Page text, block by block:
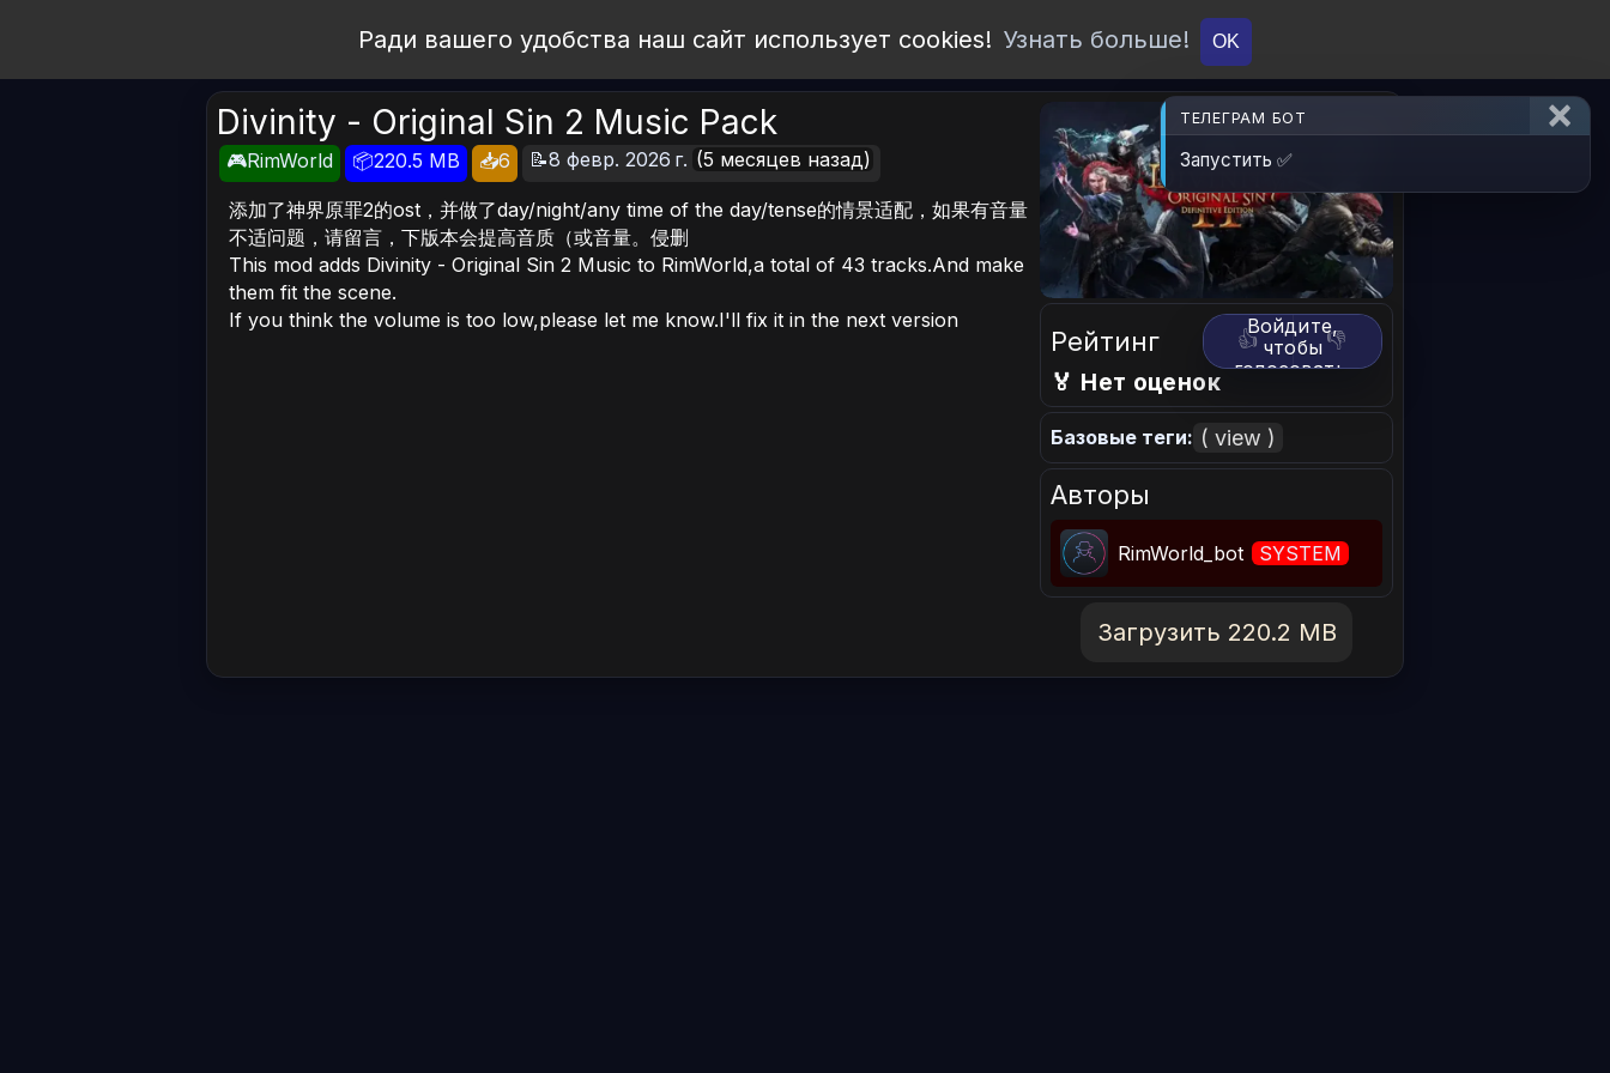
Ради вашего удобства наш сайт использует cookies! Узнать больше! OK
Divinity - Original Sin 2 Music Pack
🎮RimWorld 📦220.5 MB 📥6 📝8 февр. 2026 г. (5 месяцев назад)
添加了神界原罪2的ost，并做了day/night/any time of the day/tense的情景适配，如果有音量
不适问题，请留言，下版本会提高音质（或音量。侵删
This mod adds Divinity - Original Sin 2 Music to RimWorld,a total of 43 tracks.And make
them fit the scene.
If you think the volume is too low,please let me know.I'll fix it in the next version
Рейтинг 👍 👎
Войдите,
чтобы
голосовать.
🏅 Нет оценок
Базовые теги: ( view )
Авторы
RimWorld_bot SYSTEM
Загрузить 220.2 MB
ТЕЛЕГРАМ БОТ
Запустить ✅